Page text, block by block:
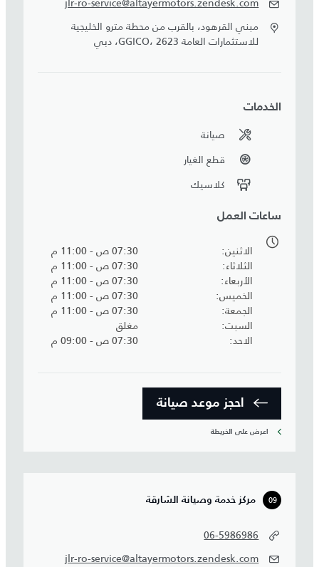
jlr-ro-service@altayermotors.zendesk.com
مبني القرهود، بالقرب من محطة مترو الخليجية
للاستثمارات العامة GGICO، 2623، دبي
الخدمات
صيانة
قطع الغيار
كلاسيك
ساعات العمل
الاثنين
07:30 ص - 11:00 م
الثلاثاء
07:30 ص - 11:00 م
الأربعاء
07:30 ص - 11:00 م
الخميس
07:30 ص - 11:00 م
الجمعة
07:30 ص - 11:00 م
السبت
مغلق
الاحد
07:30 ص - 09:00 م
احجز موعد صيانة‎
اعرض على الخريطة
09 مركز خدمة وصيانة الشارقة
06-5986986
jlr-ro-service@altayermotors.zendesk.com